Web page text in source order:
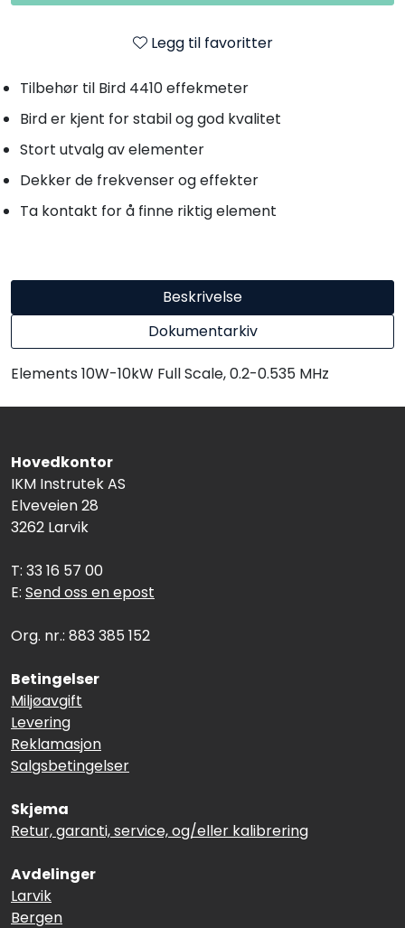
Legg til favoritter
Tilbehør til Bird 4410 effekmeter
Bird er kjent for stabil og god kvalitet
Stort utvalg av elementer
Dekker de frekvenser og effekter
Ta kontakt for å finne riktig element
Beskrivelse
Dokumentarkiv
Elements 10W-10kW Full Scale, 0.2-0.535 MHz
Hovedkontor
IKM Instrutek AS
Elveveien 28
3262 Larvik
T: 33 16 57 00
E: Send oss en epost
Org. nr.: 883 385 152
Betingelser
Miljøavgift
Levering
Reklamasjon
Salgsbetingelser
Skjema
Retur, garanti, service, og/eller kalibrering
Avdelinger
Larvik
Bergen